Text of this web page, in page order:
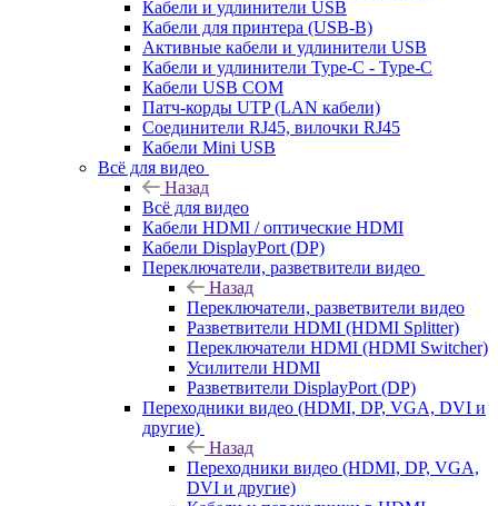
Кабели и удлинители USB
Кабели для принтера (USB-B)
Активные кабели и удлинители USB
Кабели и удлинители Type-C - Type-C
Кабели USB COM
Патч-корды UTP (LAN кабели)
Соединители RJ45, вилочки RJ45
Кабели Mini USB
Всё для видео
Назад
Всё для видео
Кабели HDMI / оптические HDMI
Кабели DisplayPort (DP)
Переключатели, разветвители видео
Назад
Переключатели, разветвители видео
Разветвители HDMI (HDMI Splitter)
Переключатели HDMI (HDMI Switcher)
Усилители HDMI
Разветвители DisplayPort (DP)
Переходники видео (HDMI, DP, VGA, DVI и
другие)
Назад
Переходники видео (HDMI, DP, VGA,
DVI и другие)